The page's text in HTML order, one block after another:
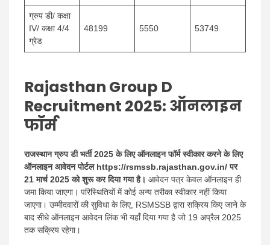
ग्रुप डी/ कक्षा
IV/ कक्षा 4/4
ग्रेड
48199 5550 53749
Rajasthan Group D
Recruitment 2025: ऑनलाइन
फॉर्म
राजस्थान ग्रुप डी भर्ती 2025 के लिए ऑनलाइन फॉर्म स्वीकार करने के लिए
ऑनलाइन आवेदन पोर्टल https://rsmssb.rajasthan.gov.in/ पर
21 मार्च 2025 को शुरू कर दिया गया है। आवेदन पत्र केवल ऑनलाइन ही
जमा किया जाएगा। परिस्थितियों में कोई अन्य तरीका स्वीकार नहीं किया
जाएगा। उम्मीदवारों की सुविधा के लिए, RSMSSB द्वारा सक्रिय किए जाने के
बाद सीधे ऑनलाइन आवेदन लिंक भी यहाँ दिया गया है जो 19 अप्रैल 2025
तक सक्रिय रहेगा।